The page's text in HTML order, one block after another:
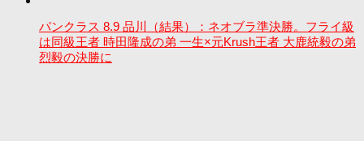
パンクラス 8.9 品川（結果）：ネオブラ準決勝。フライ級
は同級王者 時田隆成の弟 一生×元Krush王者 大鹿統毅の弟
烈毅の決勝に